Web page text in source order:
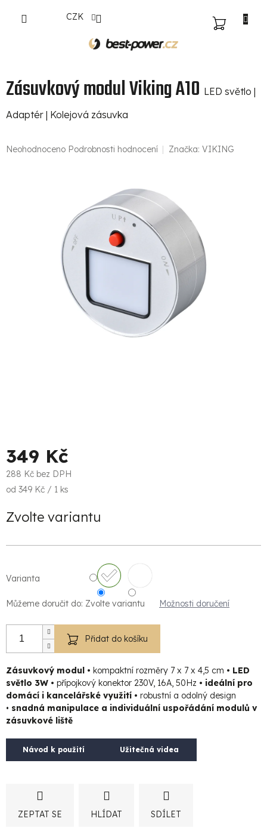
CZK
NÁKUPNÍ
Zásuvkový modul Viking A10 LED světlo |
Adaptér | Kolejová zásuvka
Průměrné
Neohodnoceno Podrobnosti hodnocení Značka: VIKING
349 Kč
288 Kč bez DPH
Měrná
od 349 Kč / 1 ks
Zvolte variantu
Varianta
Můžeme doručit do: Zvolte variantu Možnosti doručení
Přidat do košíku
Zásuvkový modul • kompaktní rozměry 7 x 7 x 4,5 cm • LED
světlo 3W • přípojkový konektor 230V, 16A, 50Hz • ideální pro
domácí i kancelářské využití • robustní a odolný design
• snadná manipulace a individuální uspořádání modulů v
zásuvkové liště
Návod k použití Užitečná videa
ZEPTAT SE HLÍDAT SDÍLET